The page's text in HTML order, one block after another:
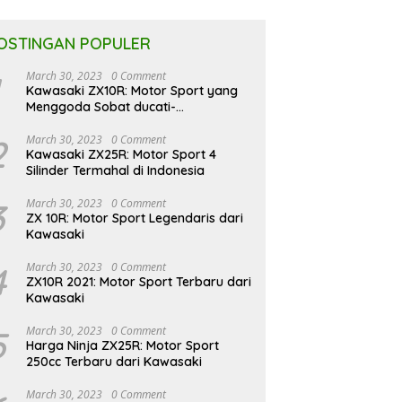
POPULER
March 30, 2023 0 Comment
Kawasaki ZX10R: Motor Sport yang
Menggoda Sobat ducati-
March 30, 2023 0 Comment
Kawasaki ZX25R: Motor Sport 4
Silinder Termahal di Indonesia
March 30, 2023 0 Comment
ZX 10R: Motor Sport Legendaris dari
Kawasaki
March 30, 2023 0 Comment
ZX10R 2021: Motor Sport Terbaru dari
Kawasaki
March 30, 2023 0 Comment
Harga Ninja ZX25R: Motor Sport
250cc Terbaru dari Kawasaki
March 30, 2023 0 Comment